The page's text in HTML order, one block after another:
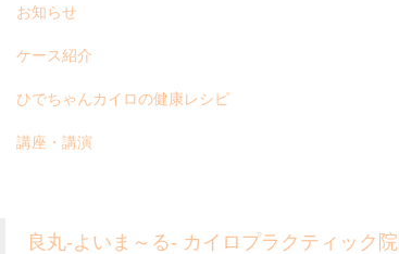
お知らせ
ケース紹介
ひでちゃんカイロの健康レシピ
講座・講演
良丸-よいま～る- カイロプラクティック院